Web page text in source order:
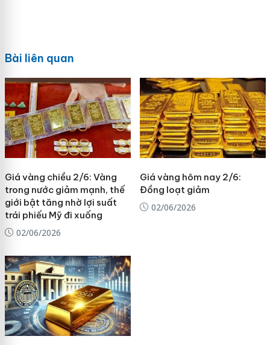
Bài liên quan
Giá vàng chiều 2/6: Vàng
trong nước giảm mạnh, thế
giới bật tăng nhờ lợi suất
trái phiếu Mỹ đi xuống
02/06/2026
Giá vàng hôm nay 2/6:
Đồng loạt giảm
02/06/2026